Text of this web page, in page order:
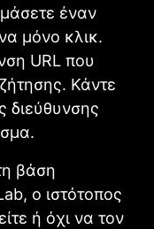
έναν
μόνο κλικ.
URL που
Κάντε
διεύθυνσης
βάση
ο ιστότοπος
ή όχι να τον